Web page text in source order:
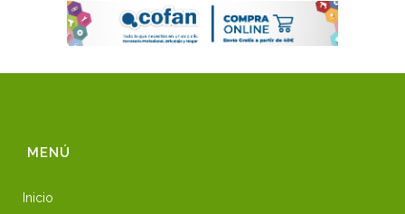
MENÚ
Inicio